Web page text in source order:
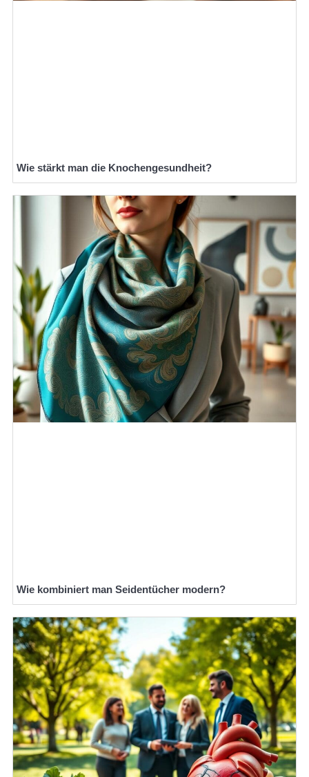
Wie stärkt man die Knochengesundheit?
Wie kombiniert man Seidentücher modern?